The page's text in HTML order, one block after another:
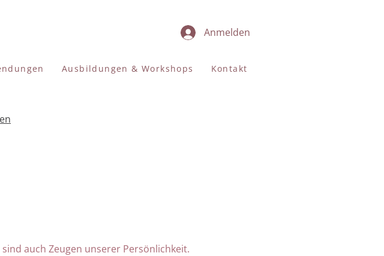
Anmelden
Ausbildungen & Workshops Kontakt
auch Zeugen unserer Persönlichkeit.